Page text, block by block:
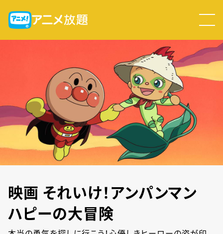
映画 それいけ！アンパンマン
ハピーの大冒険